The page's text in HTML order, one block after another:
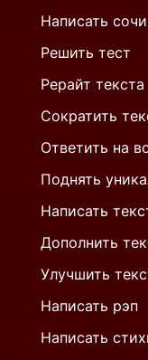
Написать
Решить тест
Рерайт текста
Сократить
Ответить на
Поднять
Написать
Дополнить
Улучшить
Написать рэп
Написать